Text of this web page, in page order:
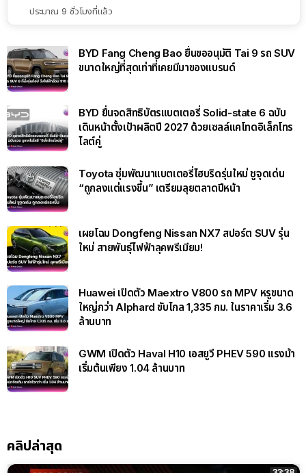
ประมาณ 9 ชั่วโมงที่แล้ว
BYD Fang Cheng Bao ยื่นขออนุมัติ Tai 9 รถ SUV
ขนาดใหญ่ที่สุดเท่าที่เคยมีมาของแบรนด์
BYD ยื่นจดสิทธิบัตรแบตเตอรี่ Solid-state 6 ฉบับ
เดินหน้าตั้งเป้าผลิตปี 2027 ด้วยเซลล์แคโทดอิเล็กโทร
ไลต์คู่
Toyota ซุ่มพัฒนาแบตเตอรี่ไฮบริดรุ่นใหม่ ชูจุดเด่น
“ถูกลงแต่แรงขึ้น” เตรียมลุยตลาดปีหน้า
เผยโฉม Dongfeng Nissan NX7 สปอร์ต SUV รุ่น
ใหม่ สายพันธุ์ไฟฟ้าลุคพรีเมียม!
Huawei เปิดตัว Maextro V800 รถ MPV หรูขนาด
ใหญ่กว่า Alphard ขับไกล 1,335 กม. ในราคาเริ่ม 3.6
ล้านบาท
GWM เปิดตัว Haval H10 เอสยูวี PHEV 590 แรงม้า
เริ่มต้นเพียง 1.04 ล้านบาท
คลิปล่าสุด